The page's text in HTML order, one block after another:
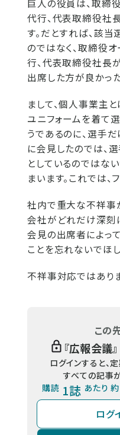
巨人の役員は、取締
代行、代表取締役社
す。だとすれば、該
のではなく、取締役
行、代表取締役社長
出席した方が良かった
まして、個人事業主
ユニフォームを着て
うであるのに、選手
に会見したのでは、
としているのではな
まいます。これでは、
社内で重大な不祥事
会社がどれだけ深刻
会見の出席者によっ
ことを忘れないでほ
不祥事対応ではあり
この
『広報会議
ログインすると、
すべての記事
購読 1誌 あたり 約
ログ